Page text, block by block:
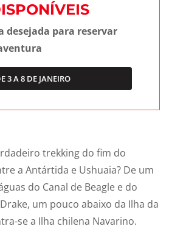
desejada para reservar
3 A 8 DE JANEIRO
trekking do fim do
a Antártida e Ushuaia? De um
do Canal de Beagle e do
um pouco abaixo da Ilha da
se a Ilha chilena Navarino.